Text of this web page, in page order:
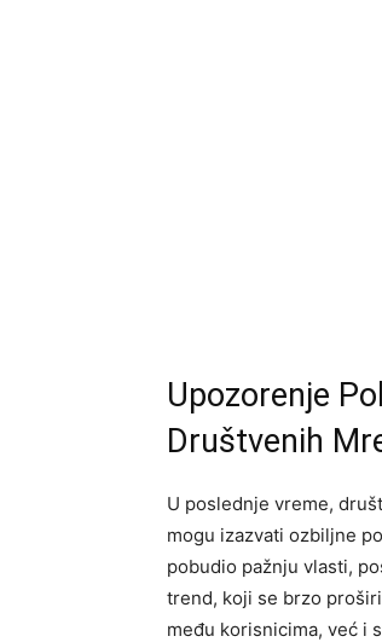
Upozorenje
Društvenih
U poslednje vreme,
mogu izazvati ozbiljne
pobudio pažnju vlasti,
trend, koji se brzo
među korisnicima, već i